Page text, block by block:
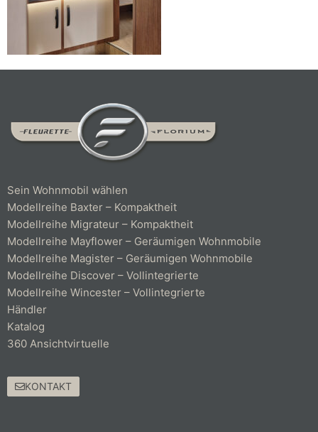
Sein Wohnmobil wählen
Modellreihe Baxter – Kompaktheit
Modellreihe Migrateur – Kompaktheit
Modellreihe Mayflower – Geräumigen Wohnmobile
Modellreihe Magister – Geräumigen Wohnmobile
Modellreihe Discover – Vollintegrierte
Modellreihe Wincester – Vollintegrierte
Händler
Katalog
360 Ansichtvirtuelle
KONTAKT